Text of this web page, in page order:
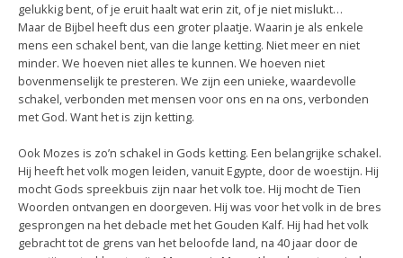
gelukkig bent, of je eruit haalt wat erin zit, of je niet mislukt…
Maar de Bijbel heeft dus een groter plaatje. Waarin je als enkele
mens een schakel bent, van die lange ketting. Niet meer en niet
minder. We hoeven niet alles te kunnen. We hoeven niet
bovenmenselijk te presteren. We zijn een unieke, waardevolle
schakel, verbonden met mensen voor ons en na ons, verbonden
met God. Want het is zijn ketting.
Ook Mozes is zo’n schakel in Gods ketting. Een belangrijke schakel.
Hij heeft het volk mogen leiden, vanuit Egypte, door de woestijn. Hij
mocht Gods spreekbuis zijn naar het volk toe. Hij mocht de Tien
Woorden ontvangen en doorgeven. Hij was voor het volk in de bres
gesprongen na het debacle met het Gouden Kalf. Hij had het volk
gebracht tot de grens van het beloofde land, na 40 jaar door de